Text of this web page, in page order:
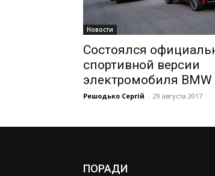
Новости
Состоялся
спортивной версии
электромобиля BMW
Решодько Сергій - 29 августа 2017
ПОРАДИ